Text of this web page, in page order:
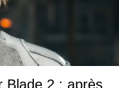
Blade 2 : après